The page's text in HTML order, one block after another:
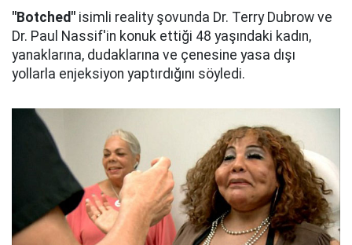
"Botched" isimli reality şovunda Dr. Terry Dubrow ve
Dr. Paul Nassif'in konuk ettiği 48 yaşındaki kadın,
yanaklarına, dudaklarına ve çenesine yasa dışı
yollarla enjeksiyon yaptırdığını söyledi.